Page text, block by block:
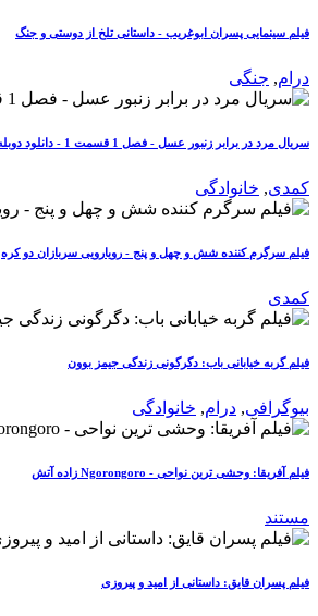
فیلم سینمایی پسران ابوغریب - داستانی تلخ از دوستی و جنگ
درام, جنگی
سریال مرد در برابر زنبور عسل - فصل 1 قسمت 1 - دانلود دوبله
کمدی, خانوادگی
فیلم سرگرم کننده شش و چهل و پنج - رویارویی سربازان دو کره
کمدی
فیلم گربه خیابانی باب: دگرگونی زندگی جیمز بوون
بیوگرافی, درام, خانوادگی
فیلم آفریقا: وحشی ترین نواحی - Ngorongoro زاده آتش
مستند
فیلم پسران قایق: داستانی از امید و پیروزی